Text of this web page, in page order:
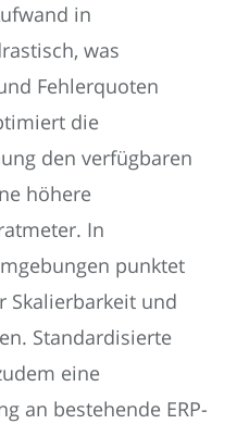
in
was
Fehlerquoten
die
den verfügbaren
höhere
In
punktet
Skalierbarkeit und
Standardisierte
eine
an bestehende ERP-